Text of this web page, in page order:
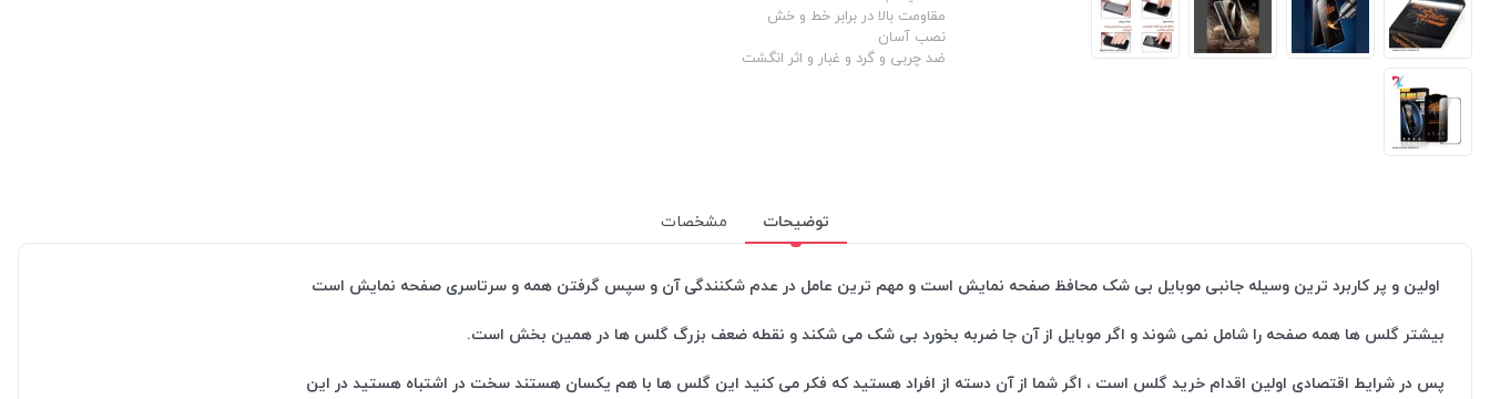
ساختار:شفاف
اصالت محصول: اوجینال
مقاومت بالا در برابر خط و خش
نصب آسان
ضد چربی و گرد و غبار و اثر انگشت
توضیحات مشخصات
اولین و پر کاربرد ترین وسیله جانبی موبایل بی شک محافظ صفحه نمایش است و مهم ترین عامل در عدم شکنندگی آن و سپس گرفتن همه و سرتاسری صفحه نمایش است
بیشتر گلس ها همه صفحه را شامل نمی شوند و اگر موبایل از آن جا ضربه بخورد بی شک می شکند و نقطه ضعف بزرگ گلس ها در همین بخش است.
پس در شرایط اقتصادی اولین اقدام خرید گلس است ، اگر شما از آن دسته از افراد هستید که فکر می کنید این گلس ها با هم یکسان هستند سخت در اشتباه هستید در این